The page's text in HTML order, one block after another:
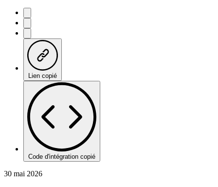
Lien copié
Code d'intégration copié
30 mai 2026